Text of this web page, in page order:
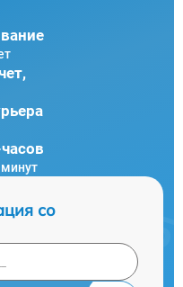
минут
со